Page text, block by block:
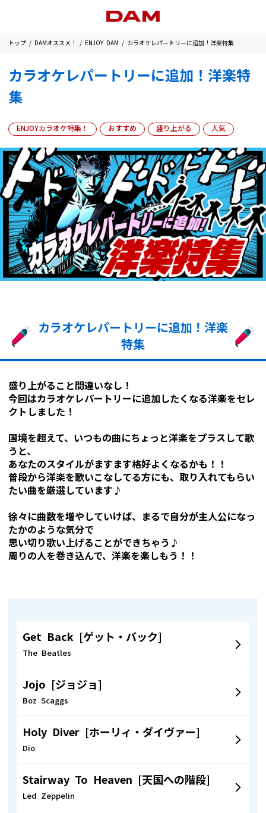
トップ DAMオススメ！ ENJOY DAM カラオケレパートリーに追加！洋楽特集
カラオケレパートリーに追加！洋楽特
集
ENJOYカラオケ特集！ おすすめ 盛り上がる 人気
カラオケレパートリーに追加！洋楽
特集
盛り上がること間違いなし！
今回はカラオケレパートリーに追加したくなる洋楽をセレ
クトしました！
国境を超えて、いつもの曲にちょっと洋楽をプラスして歌
うと、
あなたのスタイルがますます格好よくなるかも！！
普段から洋楽を歌いこなしてる方にも、取り入れてもらい
たい曲を厳選しています♪
徐々に曲数を増やしていけば、まるで自分が主人公になっ
たかのような気分で
思い切り歌い上げることができちゃう♪
周りの人を巻き込んで、洋楽を楽しもう！！
Get Back [ゲット・バック]
The Beatles
Jojo [ジョジョ]
Boz Scaggs
Holy Diver [ホーリィ・ダイヴァー]
Dio
Stairway To Heaven [天国への階段]
Led Zeppelin